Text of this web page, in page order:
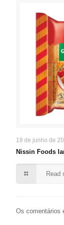
19 de junho de
Nissin Foods
Read
Os comentários